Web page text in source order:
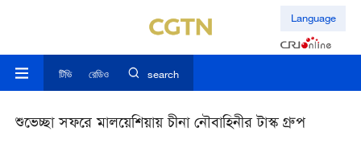
Language
টিভি রেডিও search
শুভেচ্ছা সফরে মালয়েশিয়ায় চীনা নৌবাহিনীর টাস্ক গ্রুপ